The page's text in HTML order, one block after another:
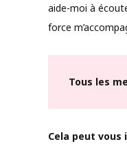
aide-moi à
force
Tous les
Cela peut vous